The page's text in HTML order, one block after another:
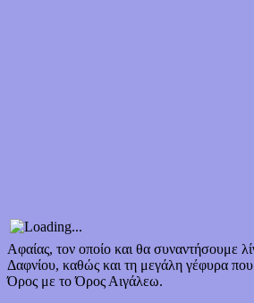
Αφαίας, τον οποίο και θα συναντήσουμε
Δαφνίου, καθώς και τη μεγάλη γέφυρα
Όρος με το Όρος Αιγάλεω.